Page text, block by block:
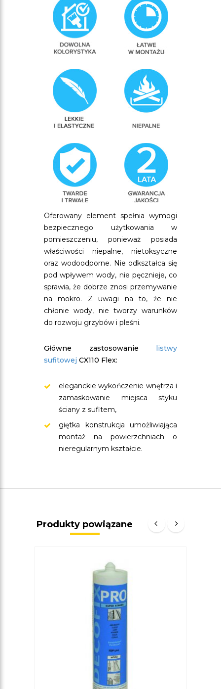
Oferowany element spełnia wymogi
bezpiecznego użytkowania w
pomieszczeniu, ponieważ posiada
właściwości niepalne, nietoksyczne
oraz wodoodporne. Nie odkształca się
pod wpływem wody, nie pęcznieje, co
sprawia, że dobrze znosi przemywanie
na mokro. Z uwagi na to, że nie
chłonie wody, nie tworzy warunków
do rozwoju grzybów i pleśni.
Główne zastosowanie listwy
sufitowej CX110 Flex:
eleganckie wykończenie wnętrza i
zamaskowanie miejsca styku
ściany z sufitem,
giętka konstrukcja umożliwiająca
montaż na powierzchniach o
nieregularnym kształcie.
Produkty powiązane